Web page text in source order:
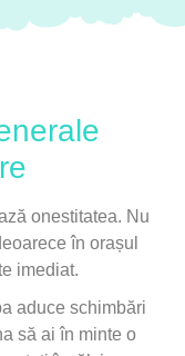
onestitatea. Nu
în orașul
imediat.
aduce schimbări
să ai în minte o